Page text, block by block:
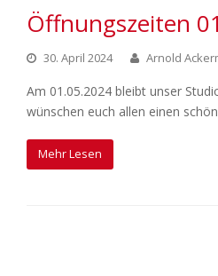
Öffnungszeiten
30. April 2024 Arnold
Am 01.05.2024 bleibt unser
wünschen euch allen einen
Mehr Lesen